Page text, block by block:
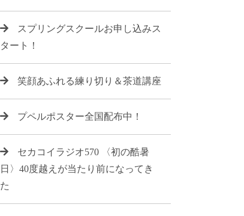
スプリングスクールお申し込みス
タート！
笑顔あふれる練り切り＆茶道講座
プペルポスター全国配布中！
セカコイラジオ570 〈初の酷暑
日〉40度越えが当たり前になってき
た